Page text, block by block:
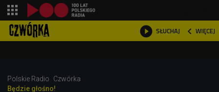
 SŁUCHAJ  WIĘCEJ

Polskie Radio
Czwórka
Będzie głośno!